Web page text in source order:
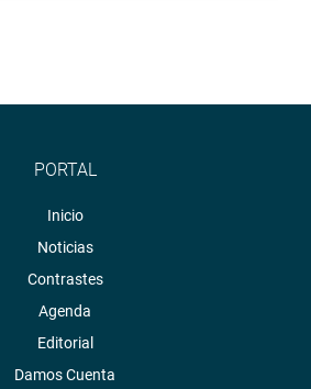
PORTAL
Inicio
Noticias
Contrastes
Agenda
Editorial
Damos Cuenta